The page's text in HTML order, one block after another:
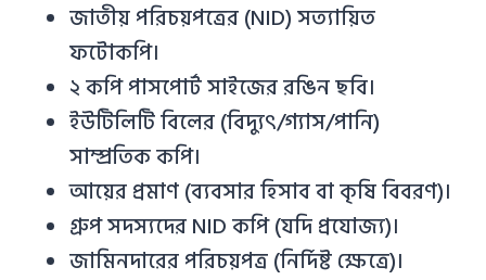
জাতীয় পরিচয়পত্রের (NID) সত্যায়িত
ফটোকপি।
২ কপি পাসপোর্ট সাইজের রঙিন ছবি।
ইউটিলিটি বিলের (বিদ্যুৎ/গ্যাস/পানি)
সাম্প্রতিক কপি।
আয়ের প্রমাণ (ব্যবসার হিসাব বা কৃষি বিবরণ)।
গ্রুপ সদস্যদের NID কপি (যদি প্রযোজ্য)।
জামিনদারের পরিচয়পত্র (নির্দিষ্ট ক্ষেত্রে)।